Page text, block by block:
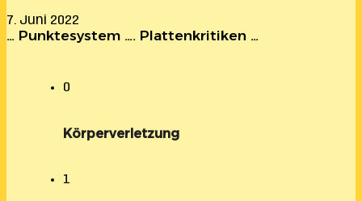
7. Juni 2022
… Punktesystem …. Plattenkritiken …
0
Körperverletzung
1